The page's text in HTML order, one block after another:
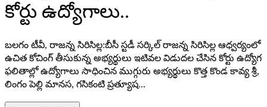
కోర్టు ఉద్యోగాలు..
బలగం టీవీ, రాజన్న సిరిసిల్ల:బీసీ స్టడీ సర్కిల్ రాజన్న సిరిసిల్ల ఆధ్వర్యంలో
ఉచిత కోచింగ్ తీసుకున్న అభ్యర్థులు ఇటివల విడుదల చేసిన కోర్టు ఉద్యోగ
ఫలితాల్లో ఉద్యోగాలు సాధించిన ముగ్గురు అభ్యర్థులు కొత్త కొండ కావ్య శ్రీ,
లింగం పెల్లి మానస, గసికంటి ప్రత్యూష...